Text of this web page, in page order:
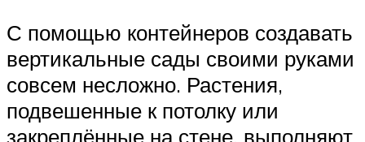
С помощью контейнеров создавать
вертикальные сады своими руками
совсем несложно. Растения,
подвешенные к потолку или
закреплённые на стене, выполняют